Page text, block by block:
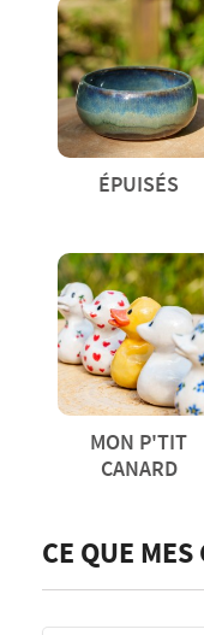
ÉPUISÉS
MON P'TIT
CANARD
CE QUE